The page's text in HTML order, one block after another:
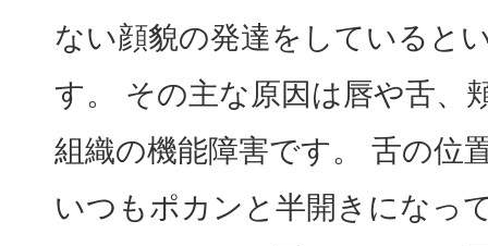
ない顔貌の発達をしていると
す。 その主な原因は唇や舌、
組織の機能障害です。 舌の位
いつもポカンと半開きになっ